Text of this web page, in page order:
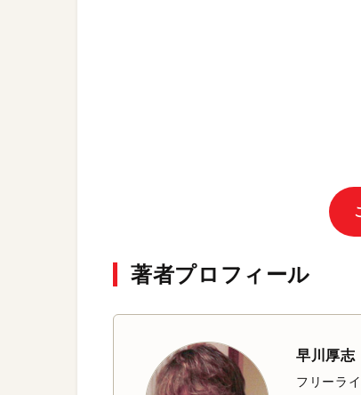
著者プロフィール
早川厚志
フリーラ